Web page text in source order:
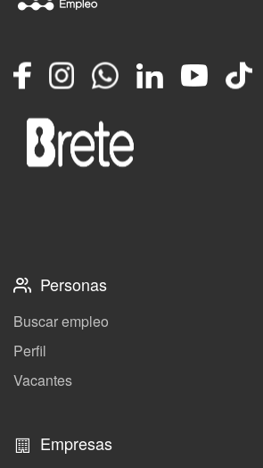
FacebookInstagramWhatsappLinkedInYouTube
TikTok
Personas
Buscar empleo
Perfil
Vacantes
Empresas